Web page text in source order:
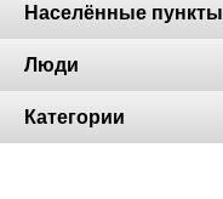
Населённые пункты
Люди
Категории